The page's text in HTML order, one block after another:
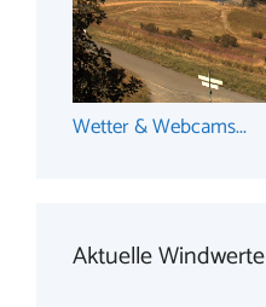
Wetter & Webcams...
Aktuelle Windwerte